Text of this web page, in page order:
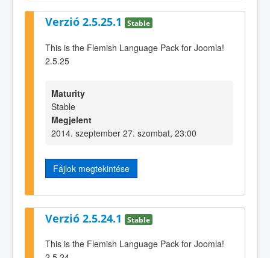
Verzió 2.5.25.1 Stable
This is the Flemish Language Pack for Joomla!
2.5.25
Maturity
Stable
Megjelent
2014. szeptember 27. szombat, 23:00
Fájlok megtekintése
Verzió 2.5.24.1 Stable
This is the Flemish Language Pack for Joomla!